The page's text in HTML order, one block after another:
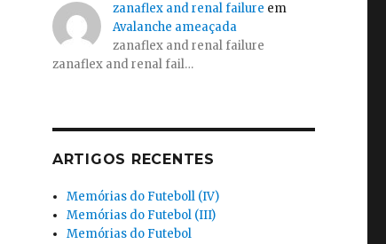
zanaflex and renal failure em
Avalanche ameaçada
zanaflex and renal failure
zanaflex and renal fail…
ARTIGOS RECENTES
Memórias do Futeboll (IV)
Memórias do Futebol (III)
Memórias do Futebol